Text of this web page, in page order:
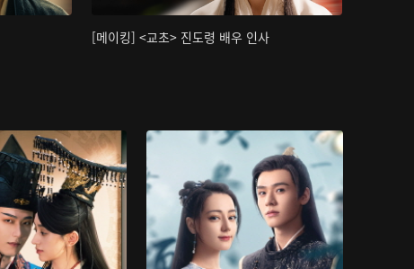
[메이킹] <교초> 진도령 배우 인사